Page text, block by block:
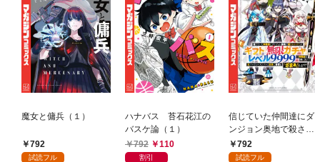
魔女と傭兵（１）
792
試読フル
ハナバス 苔石花江の
バスケ論（１）
792
110
割引
信じていた仲間達にダ
ンジョン奥地で殺され
かけたがギフト『無限
ガチャ』でレベル９９
792
試読フル